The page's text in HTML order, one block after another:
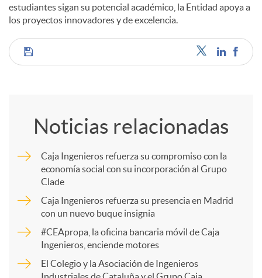
estudiantes sigan su potencial académico, la Entidad apoya a
los proyectos innovadores y de excelencia.
C
r
Noticias relacionadas
Caja Ingenieros refuerza su compromiso con la
economía social con su incorporación al Grupo
Clade
Caja Ingenieros refuerza su presencia en Madrid
con un nuevo buque insignia
#CEApropa, la oficina bancaria móvil de Caja
Ingenieros, enciende motores
El Colegio y la Asociación de Ingenieros